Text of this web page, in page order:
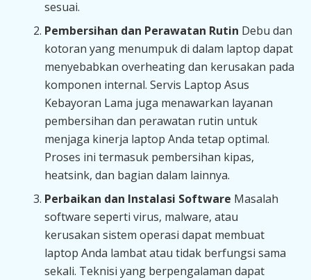
sesuai.
Pembersihan dan Perawatan Rutin Debu dan
kotoran yang menumpuk di dalam laptop dapat
menyebabkan overheating dan kerusakan pada
komponen internal. Servis Laptop Asus
Kebayoran Lama juga menawarkan layanan
pembersihan dan perawatan rutin untuk
menjaga kinerja laptop Anda tetap optimal.
Proses ini termasuk pembersihan kipas,
heatsink, dan bagian dalam lainnya.
Perbaikan dan Instalasi Software Masalah
software seperti virus, malware, atau
kerusakan sistem operasi dapat membuat
laptop Anda lambat atau tidak berfungsi sama
sekali. Teknisi yang berpengalaman dapat